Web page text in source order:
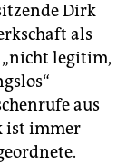
Dirk
als
legitim,
aus
ist immer